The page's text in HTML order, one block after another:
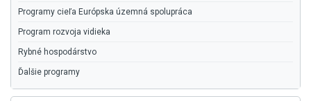
Programy cieľa Európska územná spolupráca
Program rozvoja vidieka
Rybné hospodárstvo
Ďalšie programy